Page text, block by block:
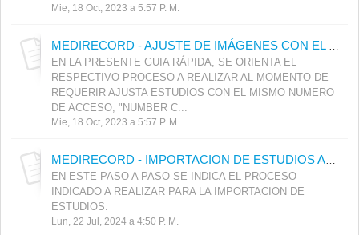
Mie, 18 Oct, 2023 a 5:57 P. M.
EN LA PRESENTE GUIA RÁPIDA, SE ORIENTA EL
RESPECTIVO PROCESO A REALIZAR AL MOMENTO DE
REQUERIR AJUSTA ESTUDIOS CON EL MISMO NUMERO
DE ACCESO, "NUMBER C...
Mie, 18 Oct, 2023 a 5:57 P. M.
EN ESTE PASO A PASO SE INDICA EL PROCESO
INDICADO A REALIZAR PARA LA IMPORTACION DE
ESTUDIOS.
Lun, 22 Jul, 2024 a 4:50 P. M.